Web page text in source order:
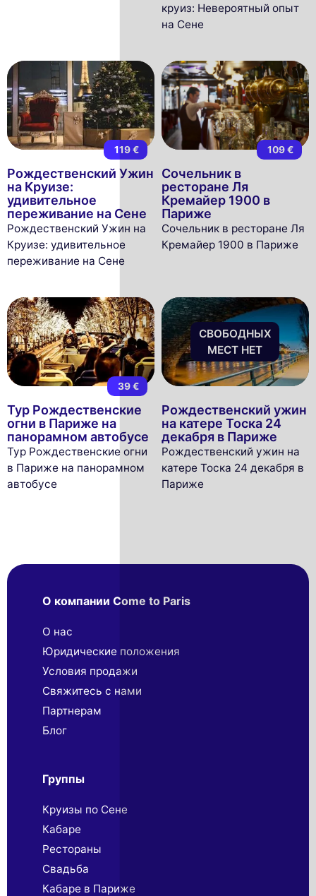
круиз: Невероятный опыт
на Сене
119 €
Рождественский Ужин
на Круизе:
удивительное
переживание на Сене
Рождественский Ужин на
Круизе: удивительное
переживание на Сене
109 €
Сочельник в
ресторане Ля
Кремайер 1900 в
Париже
Сочельник в ресторане Ля
Кремайер 1900 в Париже
39 €
Тур Рождественские
огни в Париже на
панорамном автобусе
Тур Рождественские огни
в Париже на панорамном
автобусе
СВОБОДНЫХ
МЕСТ НЕТ
Рождественский ужин
на катере Тоска 24
декабря в Париже
Рождественский ужин на
катере Тоска 24 декабря в
Париже
О компании Come to Paris
О нас
Юридические положения
Условия продажи
Свяжитесь с нами
Партнерaм
Блог
Группы
Круизы по Сене
Кабаре
Рестораны
Свадьба
Кабаре в Париже